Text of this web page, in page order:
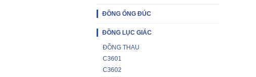
ĐỒNG ỐNG ĐÚC
ĐỒNG LỤC GIÁC
ĐỒNG THAU
C3601
C3602